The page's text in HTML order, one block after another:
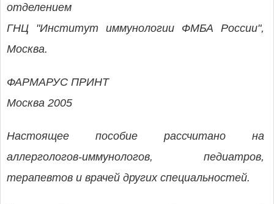
отделением
ГНЦ "Институт иммунологии ФМБА России",
Москва.
ФАРМАРУС ПРИНТ
Москва 2005
Настоящее пособие рассчитано на
аллергологов-иммунологов, педиатров,
терапевтов и врачей других специальностей.